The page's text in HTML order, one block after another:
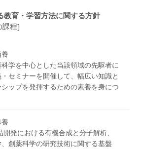
教育・学習方法に関する方針
課程]
科学を中心とした当該領域の先駆者に
・セミナーを開催して、幅広い知識と
シップを発揮するための素養を身につ
開発における有機合成と分子解析、
創薬科学の研究技術に関する基盤